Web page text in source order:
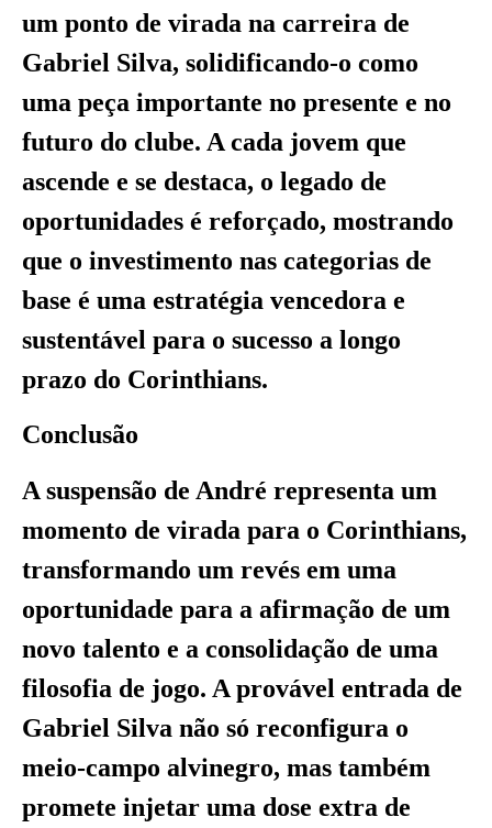
um ponto de virada na carreira de
Gabriel Silva, solidificando-o como
uma peça importante no presente e no
futuro do clube. A cada jovem que
ascende e se destaca, o legado de
oportunidades é reforçado, mostrando
que o investimento nas categorias de
base é uma estratégia vencedora e
sustentável para o sucesso a longo
prazo do Corinthians.
Conclusão
A suspensão de André representa um
momento de virada para o Corinthians,
transformando um revés em uma
oportunidade para a afirmação de um
novo talento e a consolidação de uma
filosofia de jogo. A provável entrada de
Gabriel Silva não só reconfigura o
meio-campo alvinegro, mas também
promete injetar uma dose extra de